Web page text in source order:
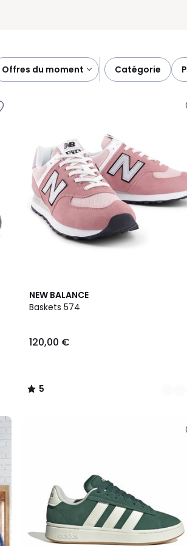
offres du moment catégorie
NEW BALANCE
Baskets 574
120,00 €
5
/
2
Couleurs
5
/